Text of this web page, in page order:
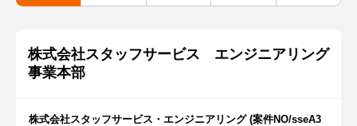
株式会社スタッフサービス エンジニアリング
事業本部
株式会社スタッフサービス・エンジニアリング (案件NO/sseA3